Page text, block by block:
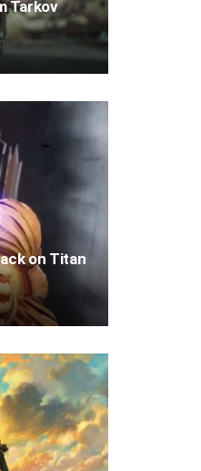
Tarkov
on Titan